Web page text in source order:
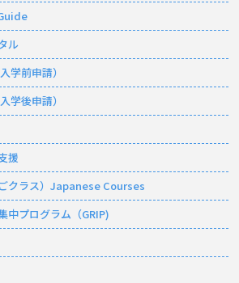
ル
学前申請）
学後申請）
援
クラス）Japanese Courses
中プログラム（GRIP)